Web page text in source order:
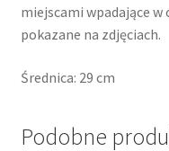
miejscami wpadające w
pokazane na zdjęciach.
Średnica: 29 cm
Podobne